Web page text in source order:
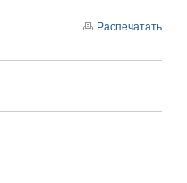
Распечатать